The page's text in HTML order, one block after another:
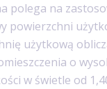
polega na
powierzchni
użytkową
o
w świetle od